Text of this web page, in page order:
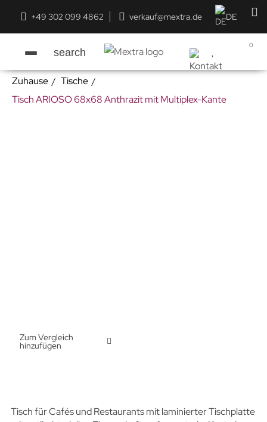
+49 302 099 4862 verkauf@mextra.de DE
search
0
Zuhause
Tische
Tisch ARIOSO 68x68 Anthrazit mit Multiplex-Kante
Zum Vergleich
hinzufügen
Tisch für Cafés und Restaurants mit laminierter Tischplatte